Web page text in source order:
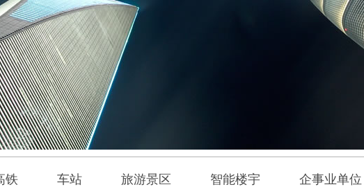
铁 车站 旅游景区 智能楼宇 企事业单位